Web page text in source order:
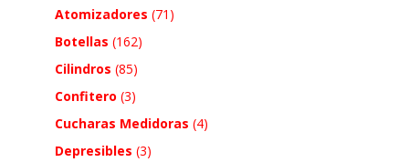
Atomizadores (71)
Botellas (162)
Cilindros (85)
Confitero (3)
Cucharas Medidoras (4)
Depresibles (3)